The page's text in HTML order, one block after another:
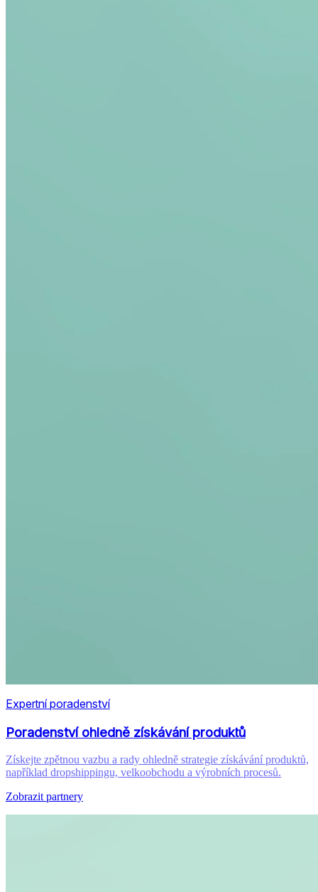
Expertní poradenství
Poradenství ohledně získávání produktů
Získejte zpětnou vazbu a rady ohledně strategie získávání produktů,
například dropshippingu, velkoobchodu a výrobních procesů.
Zobrazit partnery